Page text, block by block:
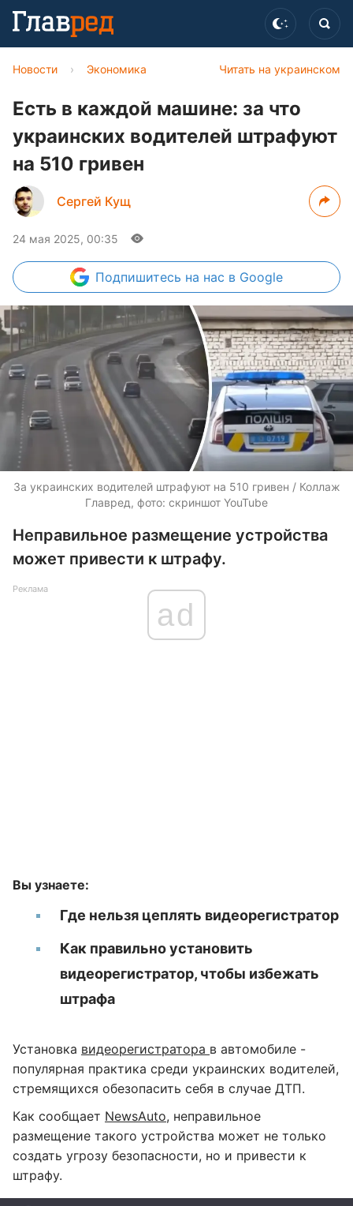
Читать на украинском
Новости › Экономика
Есть в каждой машине: за что
украинских водителей штрафуют
на 510 гривен
Сергей Кущ
24 мая 2025, 00:35
Подпишитесь на нас в Google
За украинских водителей штрафуют на 510 гривен / Коллаж
Главред, фото: скриншот YouTube
Неправильное размещение устройства
может привести к штрафу.
Реклама
ad
Вы узнаете:
Где нельзя цеплять видеорегистратор
Как правильно установить
видеорегистратор, чтобы избежать
штрафа
Установка видеорегистратора в автомобиле -
популярная практика среди украинских водителей,
стремящихся обезопасить себя в случае ДТП.
Как сообщает NewsAuto, неправильное
размещение такого устройства может не только
создать угрозу безопасности, но и привести к
штрафу.